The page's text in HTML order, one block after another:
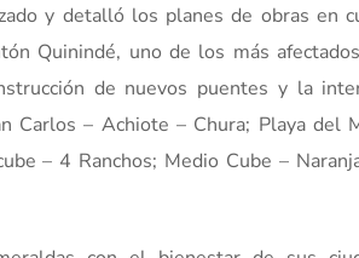
y detalló los planes de obras en
Quinindé, uno de los más
de nuevos puentes y la
Carlos – Achiote – Chura; Playa del
– 4 Ranchos; Medio Cube –